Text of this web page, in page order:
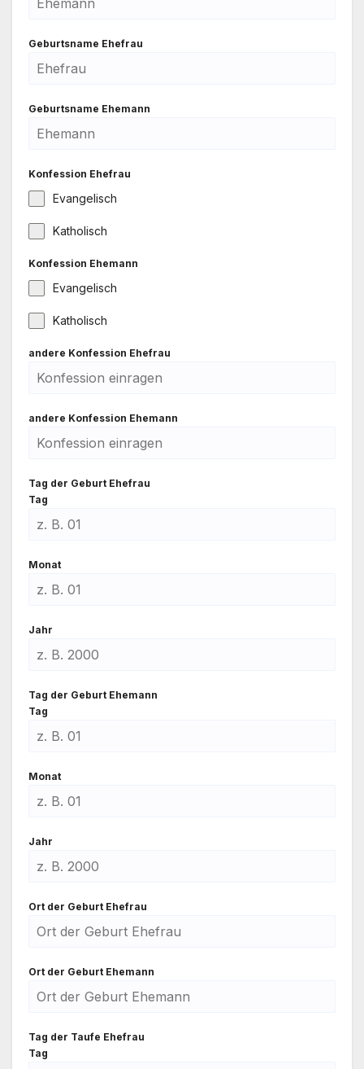
Geburts­na­me Ehe­frau
Geburts­na­me Ehe­mann
Kon­fes­si­on Ehe­frau
Evan­ge­lisch
Katho­lisch
Kon­fes­si­on Ehe­mann
Evan­ge­lisch
Katho­lisch
ande­re Kon­fes­si­on Ehe­frau
ande­re Kon­fes­si­on Ehe­mann
Tag der Geburt Ehe­frau
Tag
Monat
Jahr
Tag der Geburt Ehe­mann
Tag
Monat
Jahr
Ort der Geburt Ehe­frau
Ort der Geburt Ehe­mann
Tag der Tau­fe Ehe­frau
Tag